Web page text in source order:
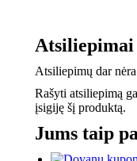
Atsiliepimai
Atsiliepimų dar
Rašyti atsiliepimą
įsigiję šį produktą.
Jums taip